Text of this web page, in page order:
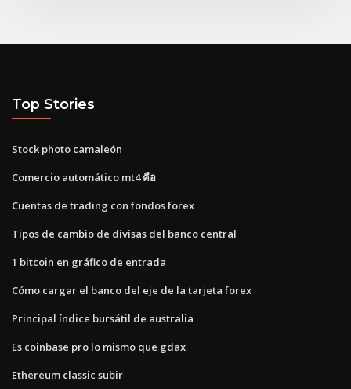
Top Stories
Stock photo camaleón
Comercio automático mt4 คือ
Cuentas de trading con fondos forex
Tipos de cambio de divisas del banco central
1 bitcoin en gráfico de entrada
Cómo cargar el banco del eje de la tarjeta forex
Principal índice bursátil de australia
Es coinbase pro lo mismo que gdax
Ethereum classic subir